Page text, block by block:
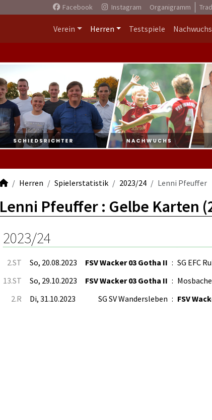
Facebook Instagram Organigramm
Verein Herren Testspiele Nachwuchs
Herren Spielerstatistik 2023/24 Lenni Pfeuffer
Lenni Pfeuffer : Gelbe Karten
2023/24
2.ST So, 20.08.2023 FSV Wacker 03 Gotha II : SG EFC
13.ST So, 29.10.2023 FSV Wacker 03 Gotha II :
2.R Di, 31.10.2023 SG SV Wandersleben : FSV